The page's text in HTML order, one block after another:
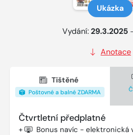
Ukázka
Vydání:29.3.2025
Anotace
Tištěné
Poštovné a balné ZDARMA
Čtvrtletní předplatné
+ Bonus navíc - elektronická